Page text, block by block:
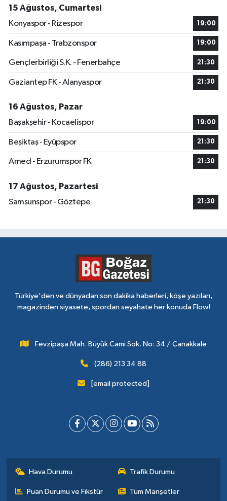
15 Ağustos, Cumartesi
Konyaspor - Rizespor
19:00
Kasımpaşa - Trabzonspor 19:00
Gençlerbirliği S.K. - Fenerbahçe 21:30
Gaziantep FK - Alanyaspor 21:30
16 Ağustos, Pazar
Başakşehir - Kocaelispor
19:00
Beşiktaş - Eyüpspor 21:30
Amed - Erzurumspor FK 21:30
17 Ağustos, Pazartesi
Samsunspor - Göztepe
21:30
Türkiye'den ve dünyadan son dakika haberleri, köşe yazıları,
magazinden siyasete, spordan seyahate her konuda Flow!
Fevzipaşa Mah. Büyük Cami Sok. No: 34 / Çanakkale
(286) 213 34 88
[email protected]
Hava Durumu Trafik Durumu
Puan Durumu ve Fikstür Tüm Manşetler